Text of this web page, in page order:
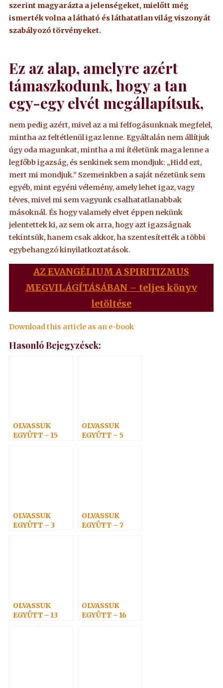
szerint magyarázta a jelenségeket, mielőtt még
ismerték volna a látható és láthatatlan világ viszonyát
szabályozó törvényeket.
Ez az alap, amelyre azért
támaszkodunk, hogy a tan
egy-egy elvét megállapítsuk,
nem pedig azért, mivel az a mi felfogásunknak megfelel,
mintha az feltétlenül igaz lenne. Egyáltalán nem állítjuk
úgy oda magunkat, mintha a mi ítéletünk maga lenne a
legfőbb igazság, és senkinek sem mondjuk: „Hidd ezt,
mert mi mondjuk.” Szemeinkben a saját nézetünk sem
egyéb, mint egyéni vélemény, amely lehet igaz, vagy
téves, mivel mi sem vagyunk csalhatatlanabbak
másoknál. És hogy valamely elvet éppen nekünk
jelentettek ki, az sem ok arra, hogy azt igazságnak
tekintsük, hanem csak akkor, ha szentesítették a többi
egybehangzó kinyilatkoztatások.
AZ EVANGÉLIUM A SPIRITIZMUS
MEGVILÁGÍTÁSÁBAN – teljes könyv
letöltése
Download this article as an e-book
Hasonló Bejegyzések:
OLVASSUK
EGYÜTT – 15
OLVASSUK
EGYÜTT – 5
OLVASSUK
EGYÜTT – 3
OLVASSUK
EGYÜTT – 7
OLVASSUK
EGYÜTT – 13
OLVASSUK
EGYÜTT – 16